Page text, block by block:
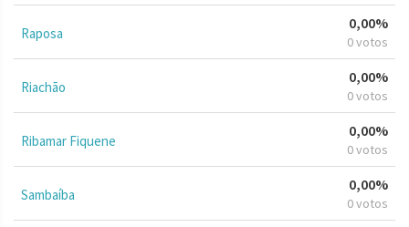
Raposa
0,00%
0 votos
Riachão
0,00%
0 votos
Ribamar Fiquene
0,00%
0 votos
Sambaíba
0,00%
0 votos